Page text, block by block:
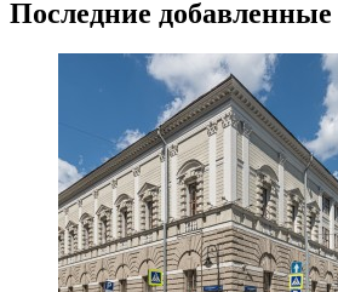
Последние добавленные